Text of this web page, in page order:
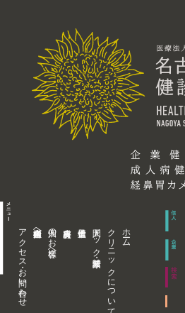
アクセス・お問い合わせ 企業内担当者様へ 個人のお客様へ 人間ドック・健康診断 クリニックについて ホーム